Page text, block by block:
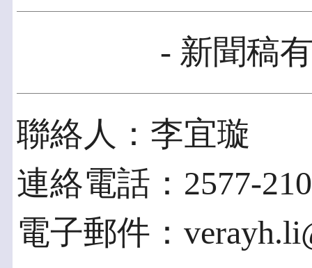
- 新聞稿
聯絡人：李宜璇
連絡電話：2577-
電子郵件：